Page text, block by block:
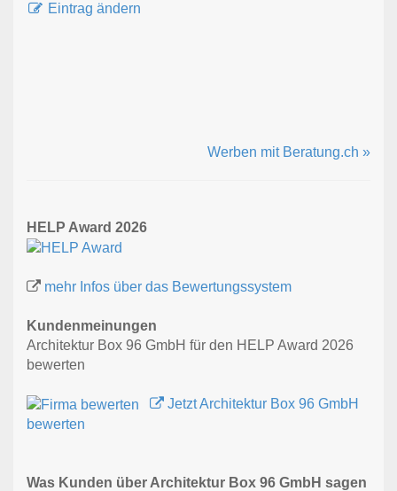
Eintrag ändern
Werben mit Beratung.ch »
HELP Award 2026
mehr Infos über das Bewertungssystem
Kundenmeinungen
Architektur Box 96 GmbH für den HELP Award 2026
bewerten
Jetzt Architektur Box 96 GmbH
bewerten
Was Kunden über Architektur Box 96 GmbH sagen